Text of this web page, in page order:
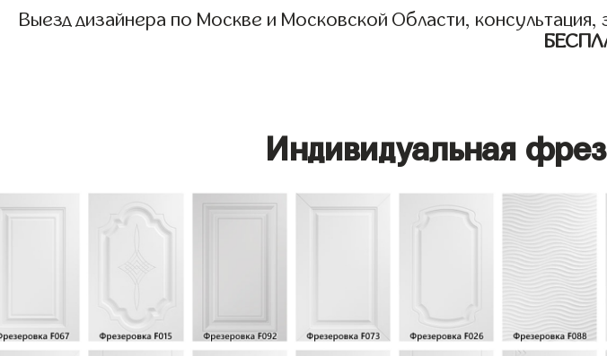
Выезд дизайнера по Москве и Московской Области,
Индивидуальная